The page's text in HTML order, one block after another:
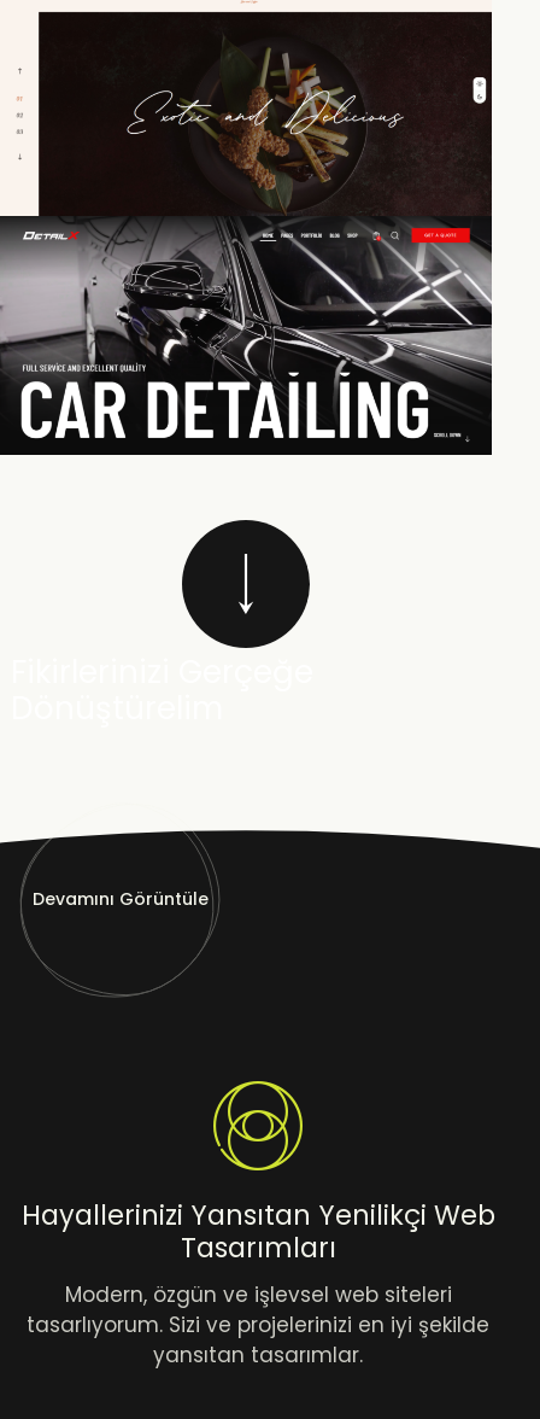
Devamını Görüntüle
Hayallerinizi Yansıtan Yenilikçi Web
Tasarımları
Modern, özgün ve işlevsel web siteleri
tasarlıyorum. Sizi ve projelerinizi en iyi şekilde
yansıtan tasarımlar.